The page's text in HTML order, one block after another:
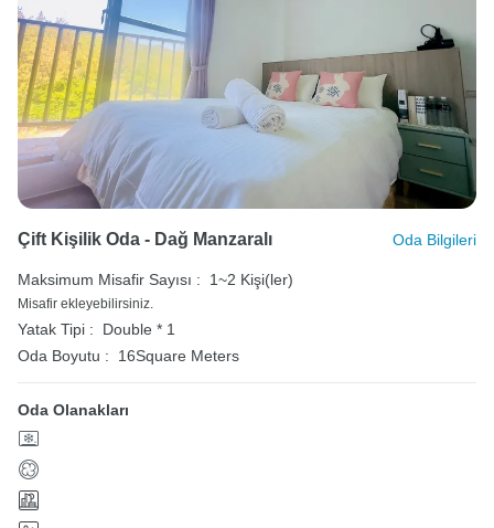
Çift Kişilik Oda - Dağ Manzaralı Oda Bilgileri
Maksimum Misafir Sayısı : 1~2 Kişi(ler)
Misafir ekleyebilirsiniz.
Yatak Tipi :
Double * 1
Oda Boyutu :
16Square Meters
Oda Olanakları